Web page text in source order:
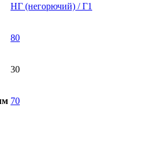
НГ (негорючий) / Г1
80
30
70